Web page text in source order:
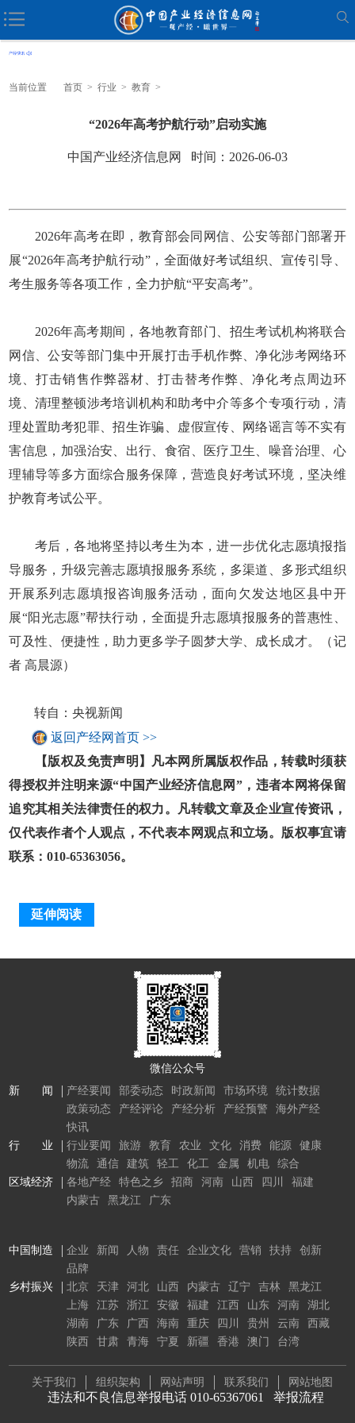
当前位置 首页 > 行业 > 教育 >
“2026年高考护航行动”启动实施
中国产业经济信息网 时间：2026-06-03
2026年高考在即，教育部会同网信、公安等部门部署开
展“2026年高考护航行动”，全面做好考试组织、宣传引导、
考生服务等各项工作，全力护航“平安高考”。
2026年高考期间，各地教育部门、招生考试机构将联合
网信、公安等部门集中开展打击手机作弊、净化涉考网络环
境、打击销售作弊器材、打击替考作弊、净化考点周边环
境、清理整顿涉考培训机构和助考中介等多个专项行动，清
理处置助考犯罪、招生诈骗、虚假宣传、网络谣言等不实有
害信息，加强治安、出行、食宿、医疗卫生、噪音治理、心
理辅导等多方面综合服务保障，营造良好考试环境，坚决维
护教育考试公平。
考后，各地将坚持以考生为本，进一步优化志愿填报指
导服务，升级完善志愿填报服务系统，多渠道、多形式组织
开展系列志愿填报咨询服务活动，面向欠发达地区县中开
展“阳光志愿”帮扶行动，全面提升志愿填报服务的普惠性、
可及性、便捷性，助力更多学子圆梦大学、成长成才。（记
者 高晨源）
转自：央视新闻
返回产经网首页 >>
【版权及免责声明】凡本网所属版权作品，转载时须获
得授权并注明来源“中国产业经济信息网”，违者本网将保留
追究其相关法律责任的权力。凡转载文章及企业宣传资讯，
仅代表作者个人观点，不代表本网观点和立场。版权事宜请
联系：010-65363056。
延伸阅读
微信公众号
新 闻
产经要闻 部委动态 时政新闻 市场环境
统计数据
政策动态
产经评论 产经分析 产经预警
海外产经
快讯
行 业
行业要闻 旅游 教育 农业 文化 消费 能源
健康
物流
通信 建筑 轻工 化工 金属 机电
综合
区域经济
各地产经 特色之乡 招商 河南 山西 四川
福建
内蒙古
黑龙江 广东
中国制造 企业 新闻 人物 责任 企业文化 营销 扶持
创新
品牌
乡村振兴
北京 天津 河北 山西 内蒙古 辽宁 吉林
黑龙江
上海
江苏 浙江 安徽 福建 江西 山东 河南
湖北
湖南
广东 广西 海南 重庆 四川 贵州 云南
西藏
陕西
甘肃 青海 宁夏 新疆 香港 澳门 台湾
关于我们 组织架构 网站声明 联系我们 网站地图
违法和不良信息举报电话 010-65367061 举报流程